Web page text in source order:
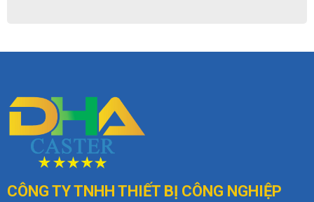
CÔNG TY TNHH THIẾT BỊ CÔNG NGHIỆP